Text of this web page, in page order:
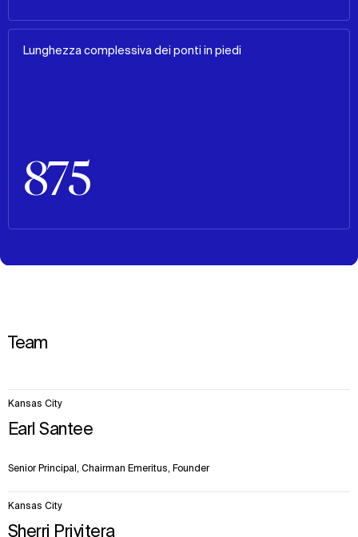
Lunghezza complessiva dei ponti in piedi
875
Team
Earl Santee
Senior Principal, Chairman Emeritus, Founder
Kansas City
Sherri Privitera
Kansas City